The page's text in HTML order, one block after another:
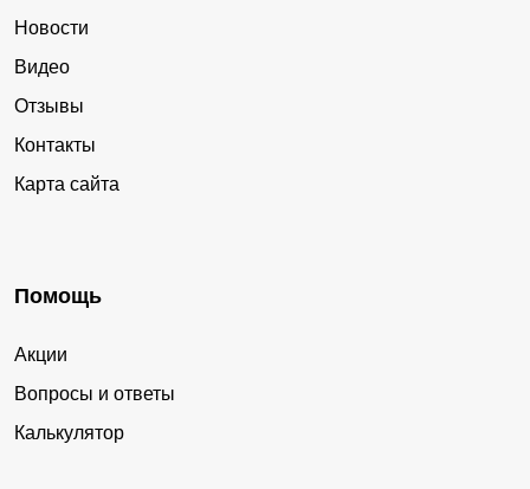
Новости
Видео
Отзывы
Контакты
Карта сайта
Помощь
Акции
Вопросы и ответы
Калькулятор